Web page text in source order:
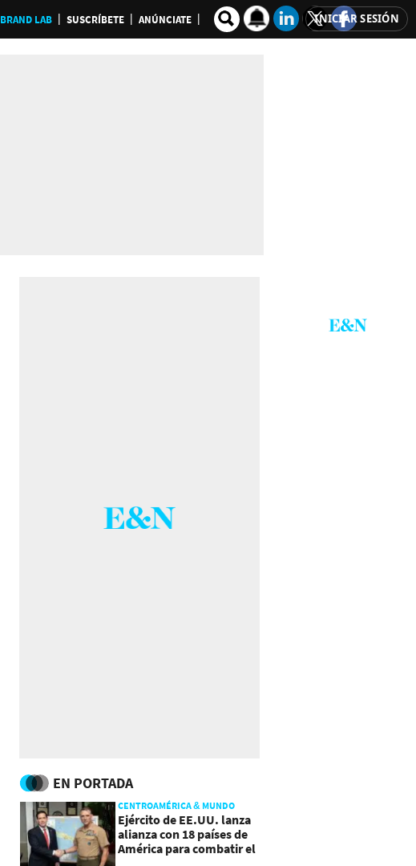
BRAND LAB SUSCRÍBETE ANÚNCIATE INICIAR SESIÓN
EN PORTADA
CENTROAMÉRICA & MUNDO
Ejército de EE.UU. lanza
alianza con 18 países de
América para combatir el